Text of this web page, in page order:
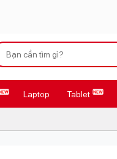
Xu hướng tìm kiếm
iPhone 17 Pro Max
AirTag 2 Mới
Laptop Tablet